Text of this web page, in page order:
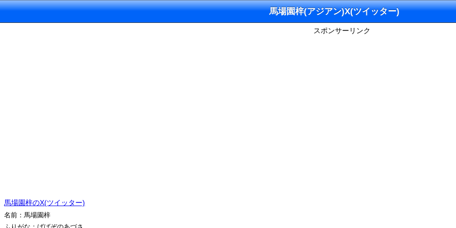
馬場園梓(アジアン)X(ツイッター)
スポンサーリンク
馬場園梓のX(ツイッター)
名前：馬場園梓